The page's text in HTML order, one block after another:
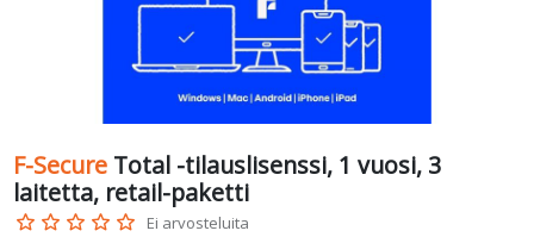
F-Secure Total -tilauslisenssi, 1 vuosi, 3
laitetta, retail-paketti
star_border star_border star_border star_border star_border Ei arvosteluita